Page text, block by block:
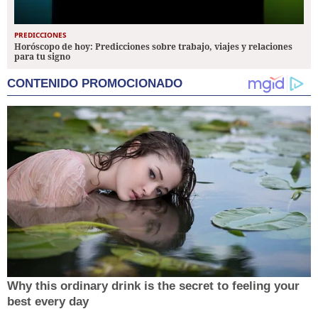
PREDICCIONES
Horóscopo de hoy: Predicciones sobre trabajo, viajes y relaciones
para tu signo
CONTENIDO PROMOCIONADO
Why this ordinary drink is the secret to feeling your
best every day